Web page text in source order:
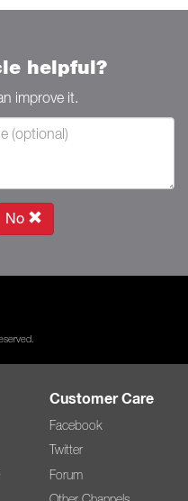
helpful?
improve it.
No
Customer Care
Facebook
Twitter
Forum